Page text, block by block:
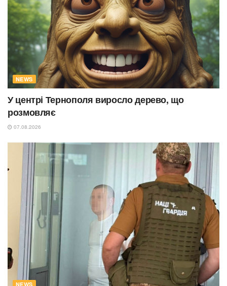
NEWS
У центрі Тернополя виросло дерево, що
розмовляє
07.08.2026
NEWS